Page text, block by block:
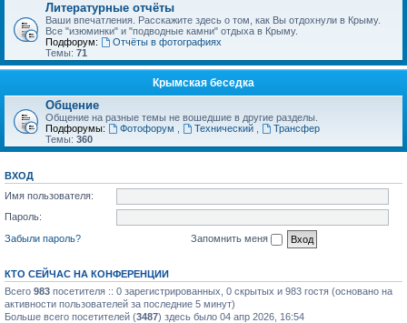
Литературные отчёты
Ваши впечатления. Расскажите здесь о том, как Вы отдохнули в Крыму.
Все "изюминки" и "подводные камни" отдыха в Крыму.
Подфорум:
Отчёты в фотографиях
Темы: 71
Крымская беседка
Общение
Общение на разные темы не вошедшие в другие разделы.
Подфорумы:
Фотофорум Технический
Трансфер
Темы: 360
ВХОД
Имя пользователя:
Пароль:
Забыли пароль?
Запомнить меня
КТО СЕЙЧАС НА КОНФЕРЕНЦИИ
Всего 983 посетителя :: 0 зарегистрированных, 0 скрытых и 983 гостя (основано на
активности пользователей за последние 5 минут)
Больше всего посетителей (3487) здесь было 04 апр 2026, 16:54